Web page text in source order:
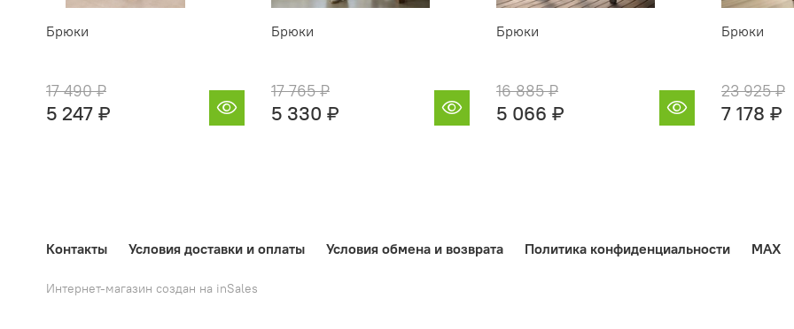
Брюки
17 490 ₽
5 247 ₽
Брюки
17 765 ₽
5 330 ₽
Брюки
16 885 ₽
5 066 ₽
Брюки
23 925 ₽
7 178 ₽
Контакты Условия доставки и оплаты Условия обмена и возврата Политика конфиденциальности MAX
Интернет-магазин создан на inSales